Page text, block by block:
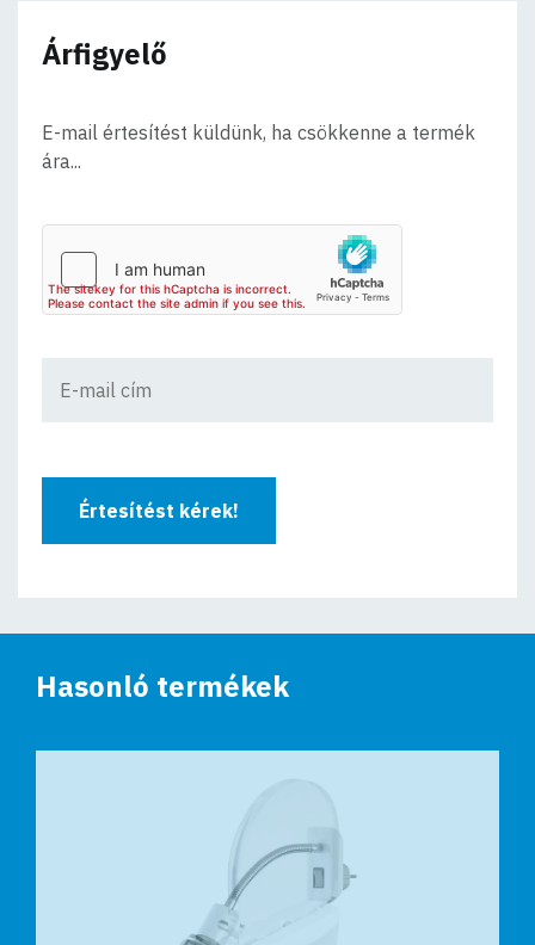
Árfigyelő
E-mail értesítést küldünk, ha csökkenne a termék
ára...
Értesítést kérek!
Hasonló termékek